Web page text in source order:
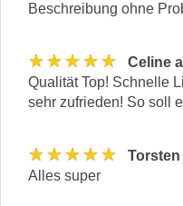
Beschreibung ohne
★★★★★
Celine
Qualität Top! Schnelle
sehr zufrieden! So soll
★★★★★
Alles super